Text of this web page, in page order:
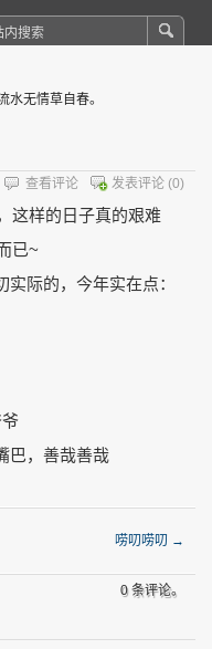
水无情草自春。
发表评论 (0)
查看评论
这样的日子真的艰难
已~
际的，今年实在点：
巴，善哉善哉
唠叨唠叨 →
0 条评论。